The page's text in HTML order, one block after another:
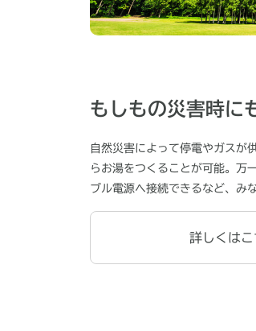
もしもの災害時に
⾃然災害によって停電やガス
らお湯をつくることが可能。万
ブル電源へ接続できるなど、み
詳しくはこ